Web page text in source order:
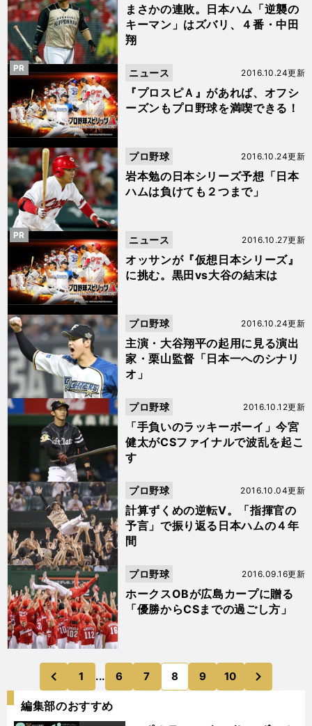
まさかの連敗。日本ハム「逆襲の
キーマン」はズバリ、４番・中田
翔
『プロスピＡ』があれば、オフシ
ーズンもプロ野球を満喫できる！
2016.10.24更新
ニュース
PR
岩本勉の日本シリーズ予想「日本
ハムは負けても２つまで」
2016.10.24更新
プロ野球
オッサンが『仮想日本シリーズ』
に挑む。黒田vs大谷の結末は
2016.10.27更新
ニュース
PR
主演・大谷翔平の起用に見る演出
家・栗山監督「日本一へのシナリ
オ」
2016.10.24更新
プロ野球
「手負いのラッキーボーイ」今宮
健太がCSファイナルで波乱を起こ
す
2016.10.12更新
プロ野球
計算ずくめの逆転V。「指揮官の
予言」で振り返る日本ハムの４年
間
2016.10.04更新
プロ野球
ホークスOBが広島カープに贈る
「優勝からCSまでの過ごし方」
2016.09.16更新
プロ野球
前
1 ... 6 7 8 9 10
のページへ
編集部のおすすめ